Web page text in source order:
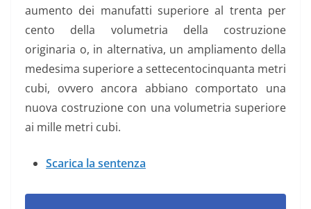
aumento dei manufatti superiore al trenta per
cento della volumetria della costruzione
originaria o, in alternativa, un ampliamento della
medesima superiore a settecentocinquanta metri
cubi, ovvero ancora abbiano comportato una
nuova costruzione con una volumetria superiore
ai mille metri cubi.
Scarica la sentenza